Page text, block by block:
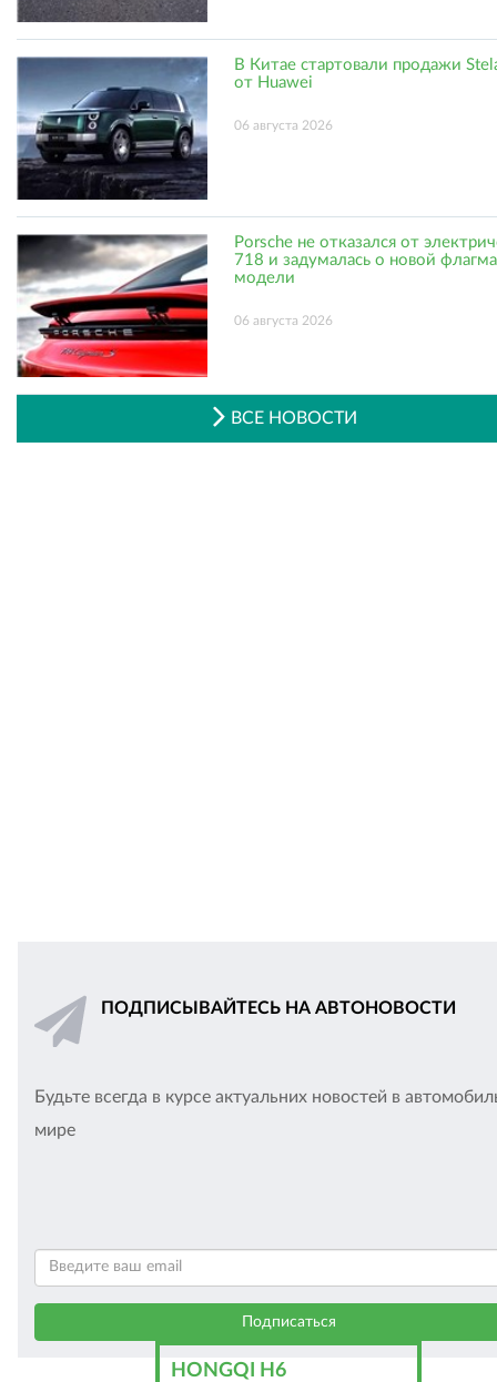
В Китае стартовали продажи
от Huawei
06 августа 2026
Porsche не отказался от
718 и задумалась о новой
модели
06 августа 2026
ВСЕ НОВОСТИ
ПОДПИСЫВАЙТЕСЬ НА АВТОНОВОСТИ
Будьте всегда в курсе актуальних новостей в
мире
HONGQI H6